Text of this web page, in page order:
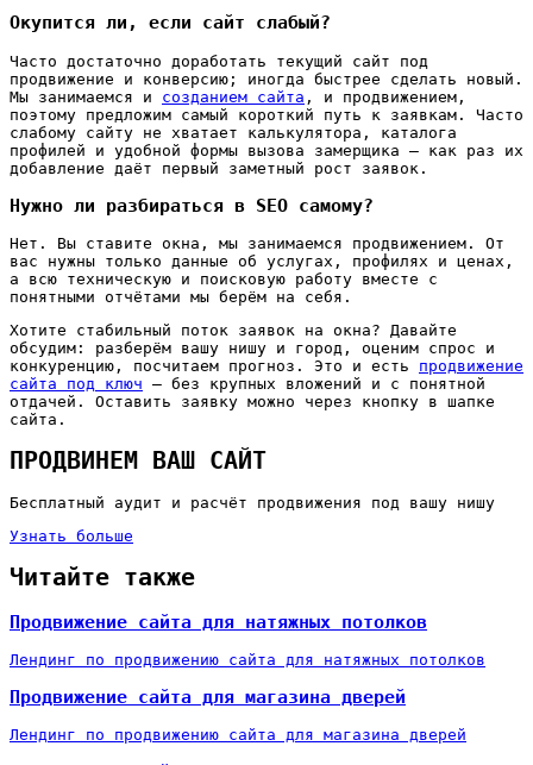
Окупится ли, если сайт слабый?
Часто достаточно доработать текущий сайт под
продвижение и конверсию; иногда быстрее сделать новый.
Мы занимаемся и созданием сайта , и продвижением,
поэтому предложим самый короткий путь к заявкам. Часто
слабому сайту не хватает калькулятора, каталога
профилей и удобной формы вызова замерщика — как раз их
добавление даёт первый заметный рост заявок.
Нужно ли разбираться в SEO самому?
Нет. Вы ставите окна, мы занимаемся продвижением. От
вас нужны только данные об услугах, профилях и ценах,
а всю техническую и поисковую работу вместе с
понятными отчётами мы берём на себя.
Хотите стабильный поток заявок на окна? Давайте
обсудим: разберём вашу нишу и город, оценим спрос и
конкуренцию, посчитаем прогноз. Это и есть продвижение
сайта под ключ — без крупных вложений и с понятной
отдачей. Оставить заявку можно через кнопку в шапке
сайта.
ПРОДВИНЕМ ВАШ САЙТ
Бесплатный аудит и расчёт продвижения под вашу нишу
Узнать больше
Читайте также
Продвижение сайта для натяжных потолков
Лендинг по продвижению сайта для натяжных потолков
Продвижение сайта для магазина дверей
Лендинг по продвижению сайта для магазина дверей